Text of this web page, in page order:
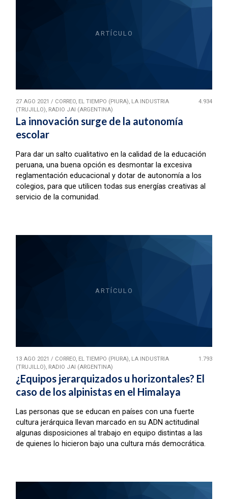
ARTÍCULO
27 AGO 2021 / CORREO, EL TIEMPO (PIURA), LA INDUSTRIA
(TRUJILLO), RADIO JAI (ARGENTINA)
4.934
La innovación surge de la autonomía
escolar
Para dar un salto cualitativo en la calidad de la educación
peruana, una buena opción es desmontar la excesiva
reglamentación educacional y dotar de autonomía a los
colegios, para que utilicen todas sus energías creativas al
servicio de la comunidad.
ARTÍCULO
13 AGO 2021 / CORREO, EL TIEMPO (PIURA), LA INDUSTRIA
(TRUJILLO), RADIO JAI (ARGENTINA)
1.793
¿Equipos jerarquizados u horizontales? El
caso de los alpinistas en el Himalaya
Las personas que se educan en países con una fuerte
cultura jerárquica llevan marcado en su ADN actitudinal
algunas disposiciones al trabajo en equipo distintas a las
de quienes lo hicieron bajo una cultura más democrática.